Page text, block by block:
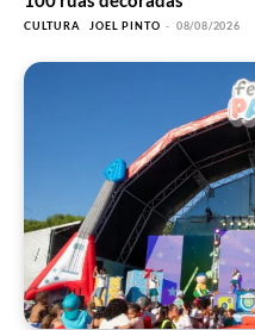
CULTURA JOEL PINTO - 08/08/2026